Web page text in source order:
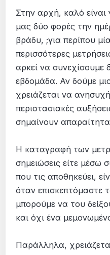
Στην αρχή, καλό είναι
μας δύο φορές την
βράδυ, ;για περίπου
περισσότερες
αρκεί να συνεχίσουμε
εβδομάδα. Αν δούμε
χρειάζεται να
περιστασιακές
σημαίνουν
Η καταγραφή των
σημειώσεις είτε μέσω
που τις αποθηκεύει,
όταν επισκεπτόμαστε
μπορούμε να του
και όχι ένα
Παράλληλα,